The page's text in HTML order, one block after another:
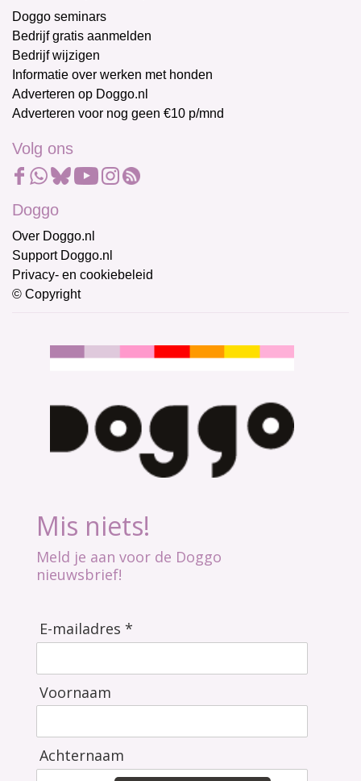
Doggo seminars
Bedrijf gratis aanmelden
Bedrijf wijzigen
Informatie over werken met honden
Adverteren op Doggo.nl
Adverteren voor nog geen €10 p/mnd
Volg ons
Doggo
Over Doggo.nl
Support Doggo.nl
Privacy- en cookiebeleid
© Copyright
Mis niets!
Meld je aan voor de Doggo
nieuwsbrief!
E-mailadres *
Voornaam
Achternaam